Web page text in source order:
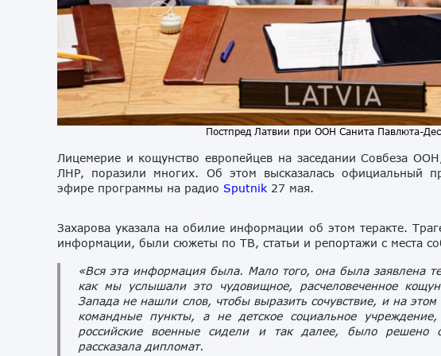
Постпред Латвии при ООН Санита Павлюта-
Лицемерие и кощунство европейцев на заседании Совбеза
ЛНР, поразили многих. Об этом высказалась официальный
эфире программы на радио Sputnik 27 мая.
Захарова указала на обилие информации об этом теракте.
информации, были сюжеты по ТВ, статьи и репортажи с места
«Вся эта информация была. Мало того, она была заявлена
как мы услышали это чудовищное, расчеловеченное
Запада не нашли слов, чтобы выразить сочувствие, и на
командные пункты, а не детское социальное
российские военные сидели и так далее, было решено
рассказала дипломат.